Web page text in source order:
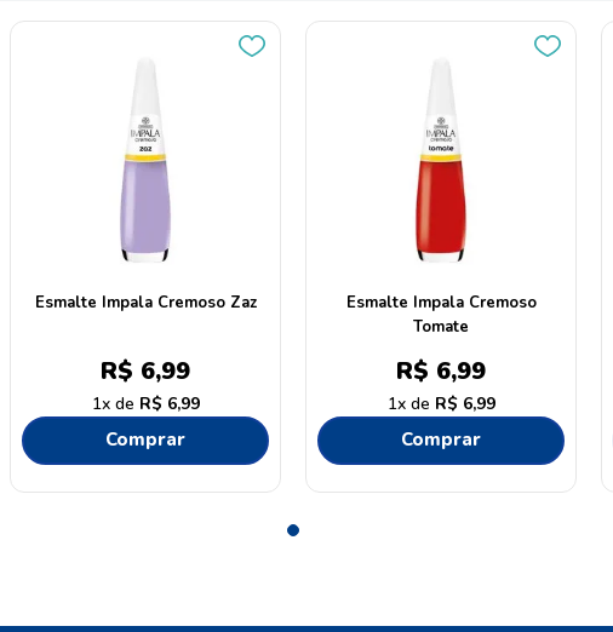
Esmalte Impala Cremoso Zaz
R$ 6,99
1 R$ 6,99
Comprar
Esmalte Impala Cremoso
Tomate
R$ 6,99
1 R$ 6,99
Comprar